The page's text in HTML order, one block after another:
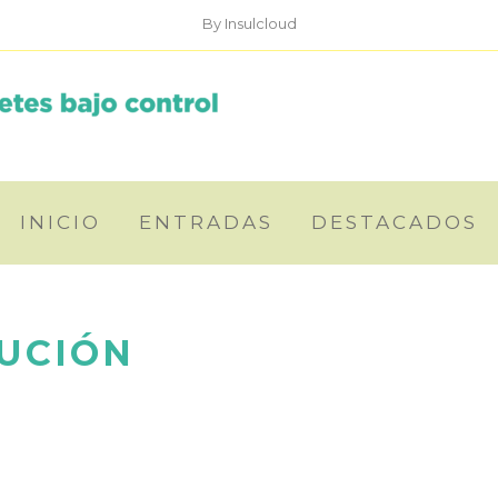
By Insulcloud
INICIO ENTRADAS DESTACADOS